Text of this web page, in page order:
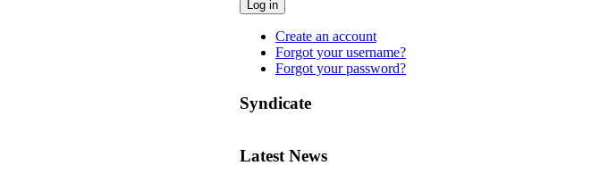
Log in
Create an account
Forgot your username?
Forgot your password?
Syndicate
Latest News